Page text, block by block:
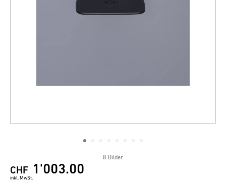
8 Bilder
CHF 1'003.00
inkl. MwSt.